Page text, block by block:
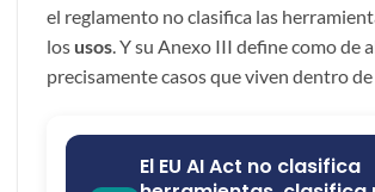
el reglamento no clasifica las
los usos. Y su Anexo III define como de
precisamente casos que viven dentro